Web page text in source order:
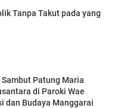
Tanpa Takut pada yang
Sambut Patung Maria
di Paroki Wae
dan Budaya Manggarai